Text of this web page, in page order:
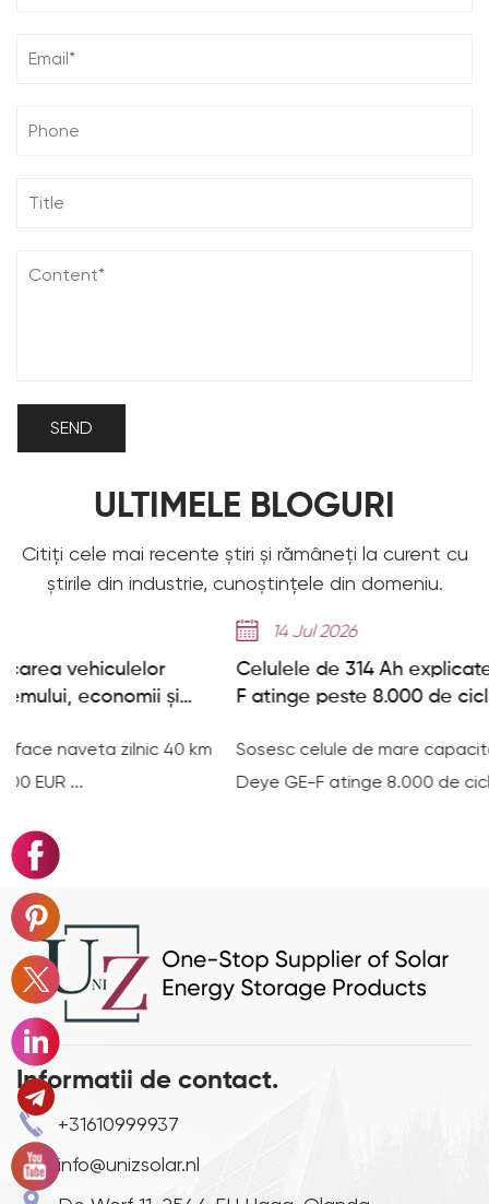
ULTIMELE BLOGURI
Citiți cele mai recente știri și rămâneți la curent cu
știrile din industrie, cunoștințele din domeniu.
Celulele de 314 Ah explicate: Cum seria Deye GE-
F atinge peste 8.000 de cicluri
Sosesc celule de mare capacitate de 314 Ah: Cum seria
Deye GE-F atinge 8.000 de cicluri de via...
Informatii de contact.
+31610999937
info@unizsolar.nl